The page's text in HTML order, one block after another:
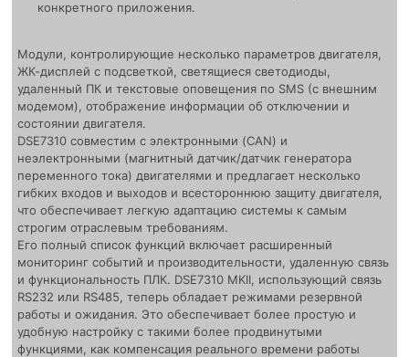
конкретного приложения.
Модули, контролирующие несколько параметров двигателя,
ЖК-дисплей с подсветкой, светящиеся светодиоды,
удаленный ПК и текстовые оповещения по SMS (с внешним
модемом), отображение информации об отключении и
состоянии двигателя.
DSE7310 совместим с электронными (CAN) и
неэлектронными (магнитный датчик/датчик генератора
переменного тока) двигателями и предлагает несколько
гибких входов и выходов и всестороннюю защиту двигателя,
что обеспечивает легкую адаптацию системы к самым
строгим отраслевым требованиям.
Его полный список функций включает расширенный
мониторинг событий и производительности, удаленную связь
и функциональность ПЛК. DSE7310 MKII, использующий связь
RS232 или RS485, теперь обладает режимами резервной
работы и ожидания. Это обеспечивает более простую и
удобную настройку с такими более продвинутыми
функциями, как компенсация реального времени работы